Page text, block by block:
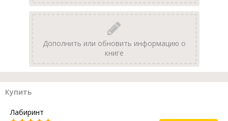
Дополнить или обновить информацию о
книге
Купить
Лабиринт